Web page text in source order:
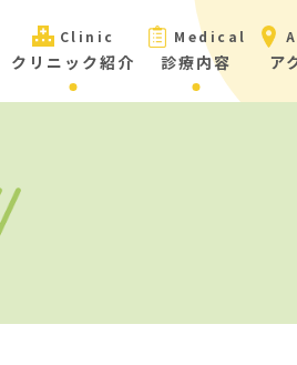
Clinic
クリニック紹介
Medical
診療内容 ア